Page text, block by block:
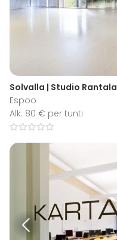
Solvalla | Studio Rantala
Espoo
Alk. 80 € per tunti